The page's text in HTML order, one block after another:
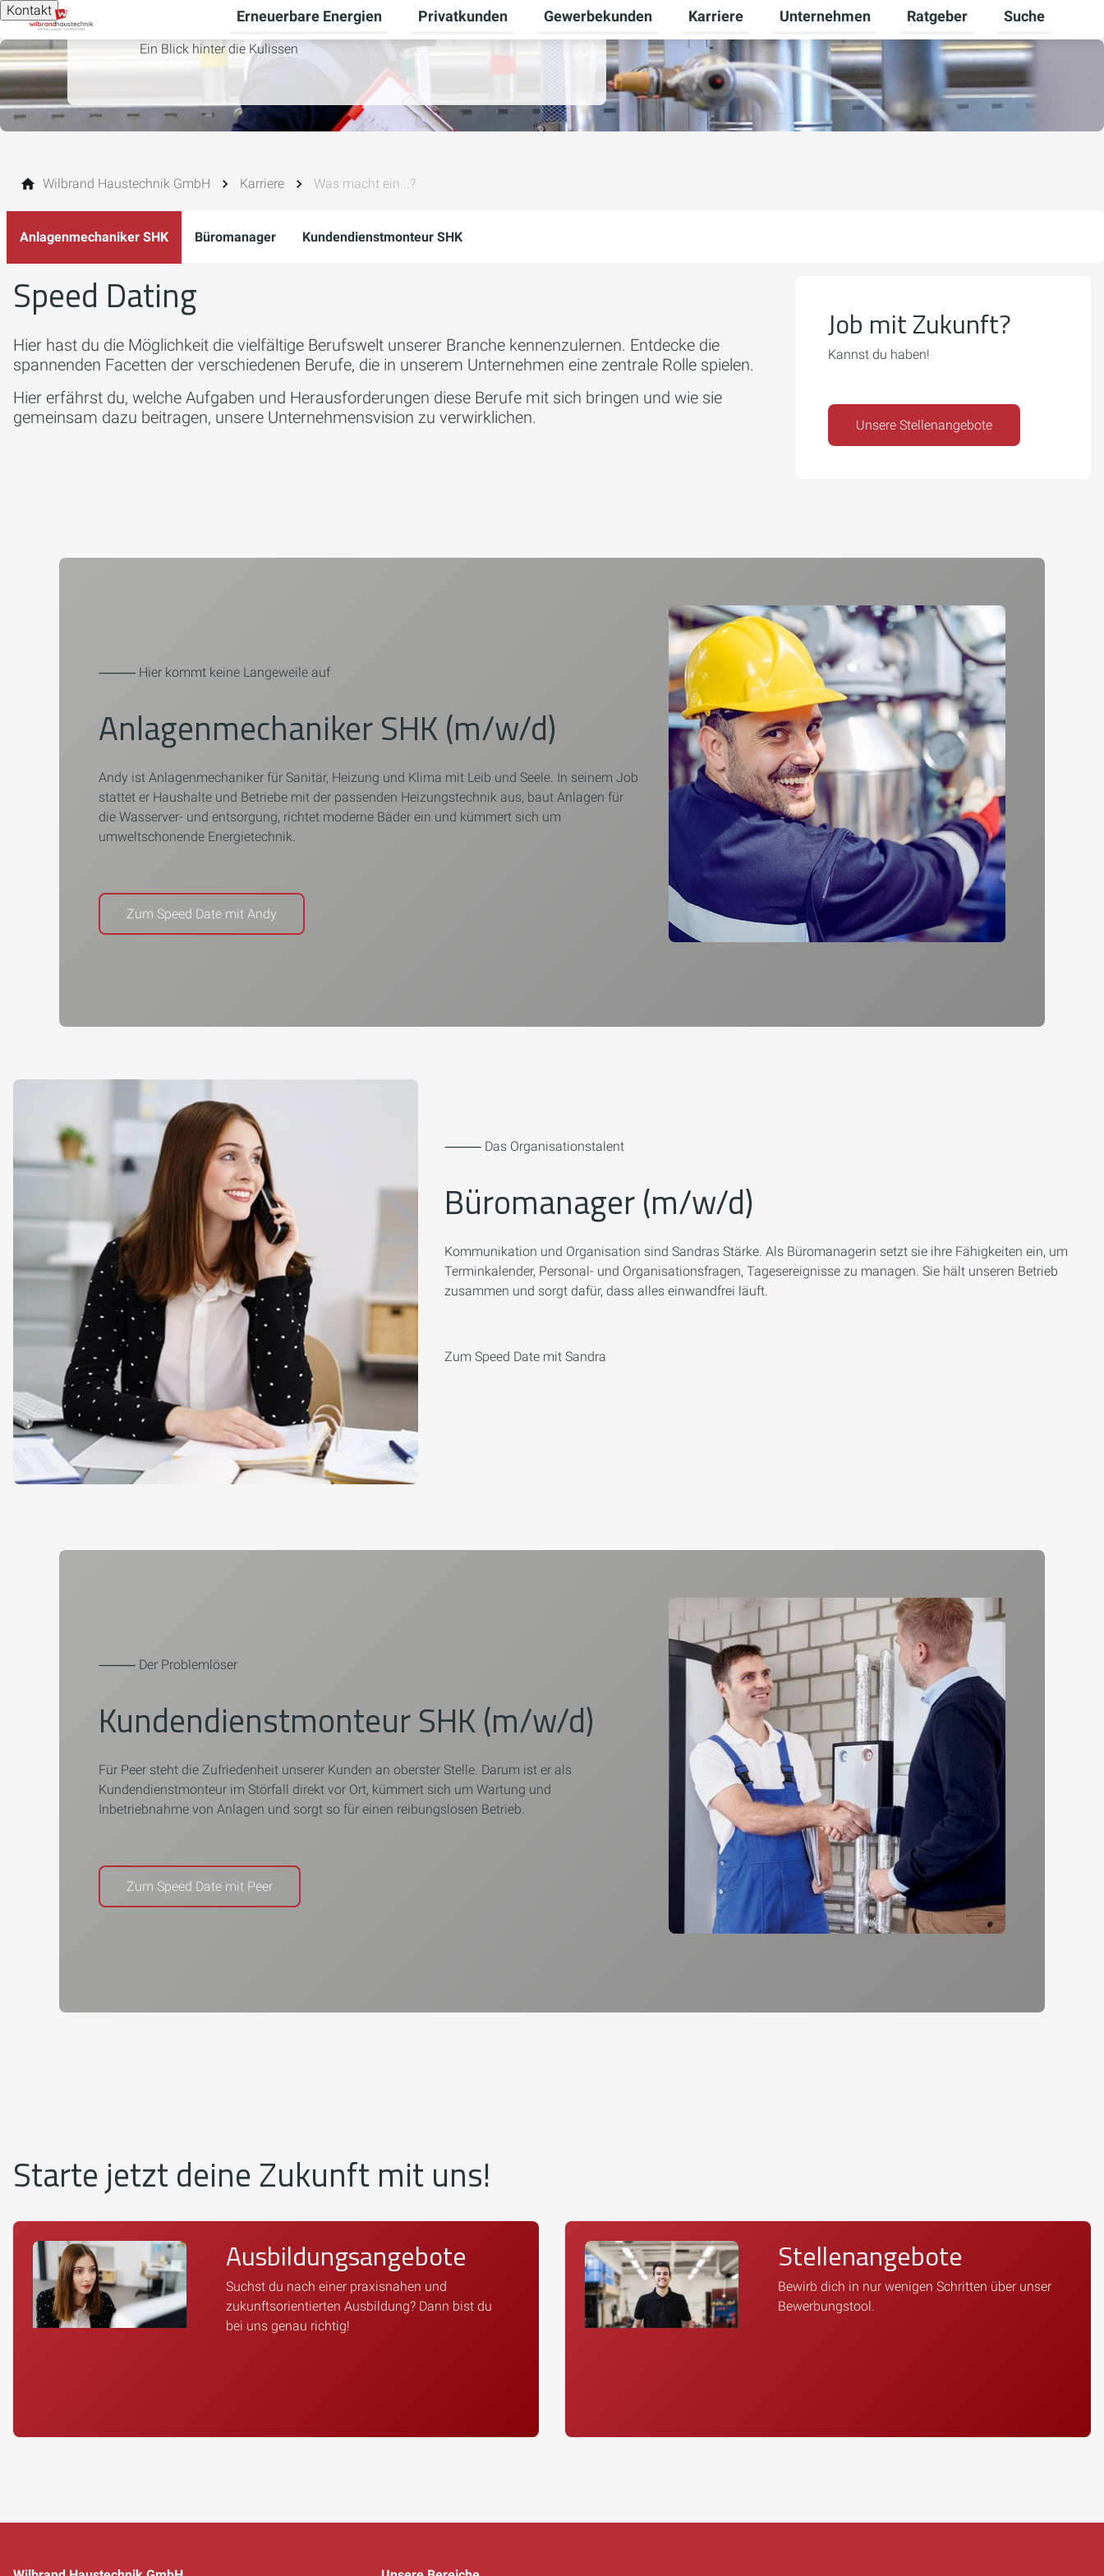
Kontakt Erneuerbare Energien
Untermenü für Erneuerbare Energien umschalten
Privatkunden
Untermenü für Privatkunden umschalten
Gewerbekunden
Untermenü für Gewerbekunden umschalten
Karriere
Untermenü für Karriere umschalten
Unternehmen
Untermenü für Unternehmen
Ratgeber
Untermenü für
Suche
Ein Blick hinter die Kulissen
Wilbrand Haustechnik GmbH Karriere Was macht ein...?
Anlagenmechaniker SHK Büromanager Kundendienstmonteur SHK
Speed Dating
Hier hast du die Möglichkeit die vielfältige Berufswelt unserer Branche kennenzulernen. Entdecke die
spannenden Facetten der verschiedenen Berufe, die in unserem Unternehmen eine zentrale Rolle spielen.
Hier erfährst du, welche Aufgaben und Herausforderungen diese Berufe mit sich bringen und wie sie
gemeinsam dazu beitragen, unsere Unternehmensvision zu verwirklichen.
Job mit Zukunft?
Kannst du haben!
Unsere Stellenangebote
⸻ Hier kommt keine Langeweile auf
Anlagenmechaniker SHK (m/w/d)
Andy ist Anlagenmechaniker für Sanitär, Heizung und Klima mit Leib und Seele. In seinem Job
stattet er Haushalte und Betriebe mit der passenden Heizungstechnik aus, baut Anlagen für
die Wasserver- und entsorgung, richtet moderne Bäder ein und kümmert sich um
umweltschonende Energietechnik.
Zum Speed Date mit Andy
⸻ Das Organisationstalent
Büromanager (m/w/d)
Kommunikation und Organisation sind Sandras Stärke. Als Büromanagerin setzt sie ihre Fähigkeiten ein, um
Terminkalender, Personal- und Organisationsfragen, Tagesereignisse zu managen. Sie hält unseren Betrieb
zusammen und sorgt dafür, dass alles einwandfrei läuft.
Zum Speed Date mit Sandra
⸻ Der Problemlöser
Kundendienstmonteur SHK (m/w/d)
Für Peer steht die Zufriedenheit unserer Kunden an oberster Stelle. Darum ist er als
Kundendienstmonteur im Störfall direkt vor Ort, kümmert sich um Wartung und
Inbetriebnahme von Anlagen und sorgt so für einen reibungslosen Betrieb.
Zum Speed Date mit Peer
Starte jetzt deine Zukunft mit uns!
Ausbildungsangebote
Suchst du nach einer praxisnahen und
zukunftsorientierten Ausbildung? Dann bist du
bei uns genau richtig!
Stellenangebote
Bewirb dich in nur wenigen Schritten über unser
Bewerbungstool.